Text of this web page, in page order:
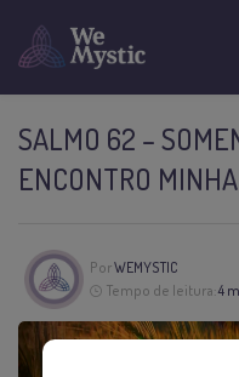
SALMO 62 –
ENCONTRO
PorWEMYSTIC
Tempo de leitura:4